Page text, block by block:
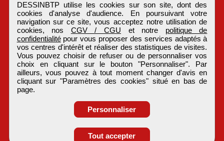
DESSINBTP utilise les cookies sur son site, dont des
cookies d'analyse d'audience. En poursuivant votre
navigation sur ce site, vous acceptez notre utilisation de
cookies, nos CGV / CGU et notre politique de
confidentialitépour vous proposer des services adaptés à
vos centres d'intérêt et réaliser des statistiques de visites.
Vous pouvez choisir de refuser ou de personnaliser vos
choix en cliquant sur le bouton "Personnaliser". Par
ailleurs, vous pouvez à tout moment changer d'avis en
cliquant sur "Paramètres des cookies" situé en bas de
page.
Personnaliser
Tout accepter